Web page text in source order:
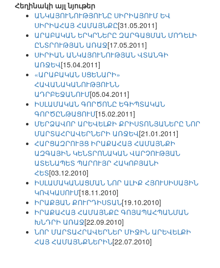
Հեղինակի այլ նյութեր
ԱՆԿԱՅՈՒՆՈՒԹՅՈՒՆԸ ՍԻՐԻԱՅՈՒՄ ԵՎ
ՍԻՐԻԱՀԱՅ ՀԱՄԱՅՆՔԸ[31.05.2011]
ԱՐԱԲԱԿԱՆ ԵՐԿՐՆԵՐԸ ԶԱՐԳԱՑՄԱՆ ՄՈԴԵԼԻ
ԸՆՏՐՈՒԹՅԱՆ ԱՌԱՋ[17.05.2011]
ՍԻՐԻԱՆ ԱՆԿԱՅՈՒՆՈՒԹՅԱՆ ՎՏԱՆԳԻ
ԱՌՋԵՎ[15.04.2011]
«ԱՐԱԲԱԿԱՆ ՍՑԵՆԱՐԻ»
ՀԱՎԱՆԱԿԱՆՈՒԹՅՈՒՆՆ
ԱԴՐԲԵՋԱՆՈՒՄ[05.04.2011]
ԻՍԼԱՄԱԿԱՆ ԳՈՐԾՈՆԸ ԵԳԻՊՏԱԿԱՆ
ԳՈՐԾԸՆԹԱՑՈՒՄ[15.02.2011]
ՄԵՐՁԱՎՈՐ ԱՐԵՎԵԼՔԻ ՔՐԻՍՏՈՆՅԱՆԵՐԸ ՆՈՐ
ՄԱՐՏԱՀՐԱՎԵՐՆԵՐԻ ԱՌՋԵՎ[21.01.2011]
ՀԱՐՑԱԶՐՈՒՅՑ ԻՐԱՔԱՀԱՅ ՀԱՄԱՅՆՔԻ
ԱԶԳԱՅԻՆ ԿԵՆՏՐՈՆԱԿԱՆ ՎԱՐՉՈՒԹՅԱՆ
ԱՏԵՆԱՊԵՏ ՊԱՐՈՒՅՐ ՀԱԿՈԲՅԱՆԻ
ՀԵՏ[03.12.2010]
ԻՍԼԱՄԱԿԱՆԱՑՄԱՆ ՆՈՐ ԱԼԻՔ ՀՅՈՒՍԻՍԱՅԻՆ
ԿՈՎԿԱՍՈՒՄ[18.11.2010]
ԻՐԱՔՅԱՆ ՔՈՒՐԴԻՍՏԱՆ[19.10.2010]
ԻՐԱՔԱՀԱՅ ՀԱՄԱՅՆՔԸ ԳՈՅԱՊԱՀՊԱՆՄԱՆ
ԽՆԴՐԻ ԱՌԱՋ[22.09.2010]
ՆՈՐ ՄԱՐՏԱՀՐԱՎԵՐՆԵՐ ՄԻՋԻՆ ԱՐԵՎԵԼՔԻ
ՀԱՅ ՀԱՄԱՅՆՔՆԵՐԻՆ[22.07.2010]